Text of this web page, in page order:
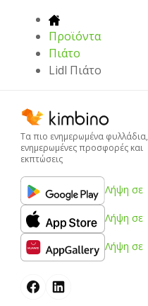
Προϊόντα
Πιάτο
Lidl Πιάτο
Τα πιο ενημερωμένα φυλλάδια,
ενημερωμένες προσφορές και
εκπτώσεις
Λήψη σε
Λήψη σε
Λήψη σε